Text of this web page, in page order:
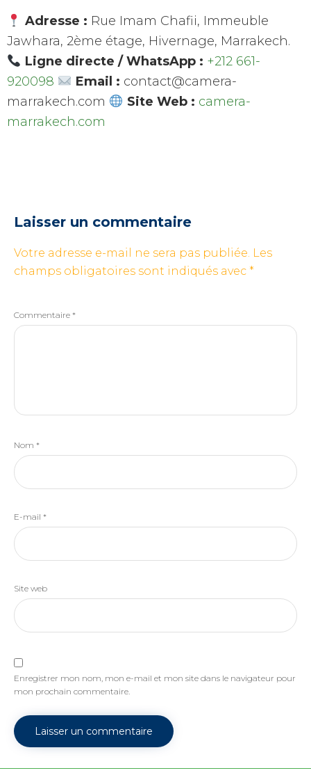
Adresse : Rue Imam Chafii, Immeuble
Jawhara, 2ème étage, Hivernage, Marrakech.
Ligne directe / WhatsApp : +212 661-
920098
Email : contact@camera-
marrakech.com
Site Web : camera-
marrakech.com
Laisser un commentaire
Votre adresse e-mail ne sera pas publiée. Les
champs obligatoires sont indiqués avec *
Commentaire *
Nom *
E-mail *
Site web
Enregistrer mon nom, mon e-mail et mon site dans le navigateur pour
mon prochain commentaire.